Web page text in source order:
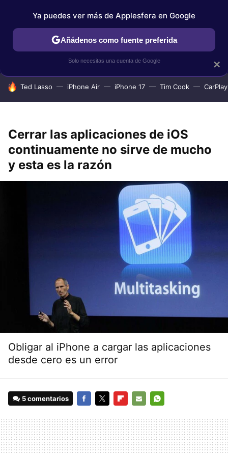
IPHONE TUTORIALES APPLESFERA SELECCIÓN
HOY SE HABLA DE
Ted Lasso iPhone Air iPhone 17 Tim Cook CarPlay
Cerrar las aplicaciones de iOS
continuamente no sirve de mucho
y esta es la razón
Obligar al iPhone a cargar las aplicaciones
desde cero es un error
5 comentarios
MAIL
×
Ya puedes ver más de Applesfera en Google
Añádenos como fuente preferida
Solo necesitas una cuenta de Google